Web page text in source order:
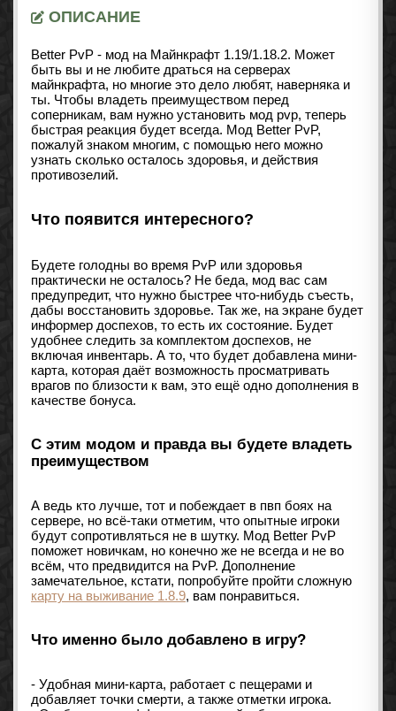
ОПИСАНИЕ
Better PvP - мод на Майнкрафт 1.19/1.18.2. Может
быть вы и не любите драться на серверах
майнкрафта, но многие это дело любят, наверняка и
ты. Чтобы владеть преимуществом перед
соперникам, вам нужно установить мод pvp, теперь
быстрая реакция будет всегда. Мод Better PvP,
пожалуй знаком многим, с помощью него можно
узнать сколько осталось здоровья, и действия
противозелий.
Что появится интересного?
Будете голодны во время PvP или здоровья
практически не осталось? Не беда, мод вас сам
предупредит, что нужно быстрее что-нибудь съесть,
дабы восстановить здоровье. Так же, на экране будет
информер доспехов, то есть их состояние. Будет
удобнее следить за комплектом доспехов, не
включая инвентарь. А то, что будет добавлена мини-
карта, которая даёт возможность просматривать
врагов по близости к вам, это ещё одно дополнения в
качестве бонуса.
С этим модом и правда вы будете владеть
преимуществом
А ведь кто лучше, тот и побеждает в пвп боях на
сервере, но всё-таки отметим, что опытные игроки
будут сопротивляться не в шутку. Мод Better PvP
поможет новичкам, но конечно же не всегда и не во
всём, что предвидится на PvP. Дополнение
замечательное, кстати, попробуйте пройти сложную
карту на выживание 1.8.9, вам понравиться.
Что именно было добавлено в игру?
- Удобная мини-карта, работает с пещерами и
добавляет точки смерти, а также отметки игрока.